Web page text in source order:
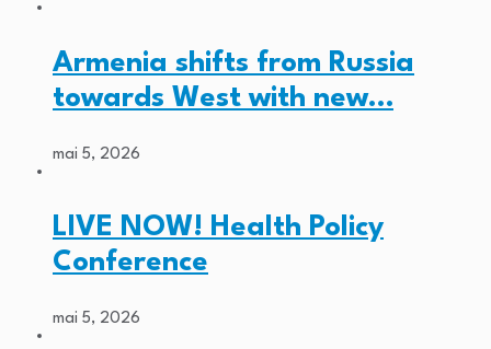
Armenia shifts from Russia
towards West with new…
mai 5, 2026
LIVE NOW! Health Policy
Conference
mai 5, 2026